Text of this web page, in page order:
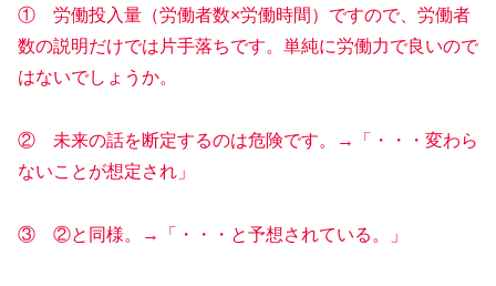
① 労働投入量（労働者数×労働時間）ですので、労働者
数の説明だけでは片手落ちです。単純に労働力で良いので
はないでしょうか。
② 未来の話を断定するのは危険です。→「・・・変わら
ないことが想定され」
③ ②と同様。→「・・・と予想されている。」